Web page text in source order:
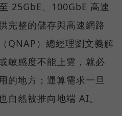
25GbE、100GbE 高速
完整的儲存與高速網路
QNAP）總經理劉文義解
敏感度不能上雲，就必
的地方；運算需求一旦
自然被推向地端 AI。